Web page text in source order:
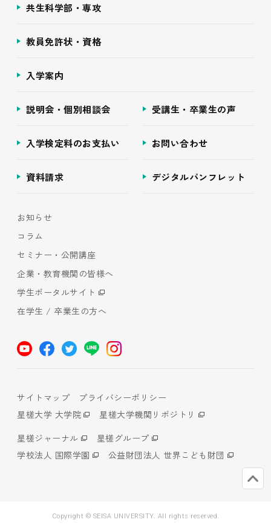
共生科学部・専攻
教員免許状・資格
入学案内
説明会・個別相談会 受講生・卒業生の声
入学検定料のお支払い お問い合わせ
資料請求 デジタルパンフレット
お知らせ
コラム
セミナー・公開講座
企業・教育機関の皆様へ
学生ポータルサイト
在学生 / 卒業生の方へ
サイトマップ
プライバシーポリシー
星槎大学 大学院
星槎大学機関リポジトリ
星槎ジャーナル
星槎グループ
学校法人 国際学園
公益財団法人 世界こども財団
Copyright © SEISA UNIVERSITY. All rights reserved.